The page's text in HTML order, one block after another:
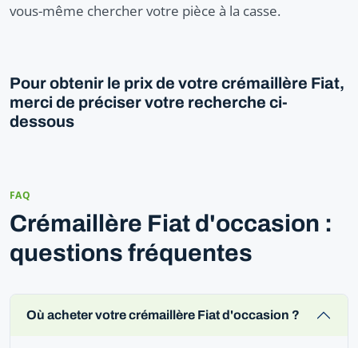
vous-même chercher votre pièce à la casse.
Pour obtenir le prix de votre crémaillère Fiat,
merci de préciser votre recherche ci-
dessous
FAQ
Crémaillère Fiat d'occasion :
questions fréquentes
Où acheter votre crémaillère Fiat d'occasion ?